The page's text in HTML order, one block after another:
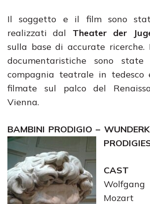
Il soggetto e il film sono
realizzati dal Theater der
sulla base di accurate ricerche.
documentaristiche sono
compagnia teatrale in
filmate sul palco del
Vienna.
BAMBINI PRODIGIO –
CAST